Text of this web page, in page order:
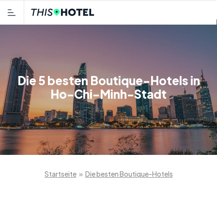
Die 5 besten Boutique-Hotels in
Ho-Chi-Minh-Stadt
Startseite » Die besten Boutique-Hotels